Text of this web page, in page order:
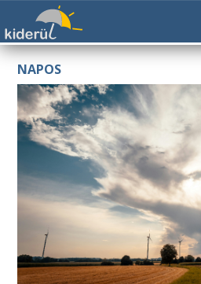
NAPOS